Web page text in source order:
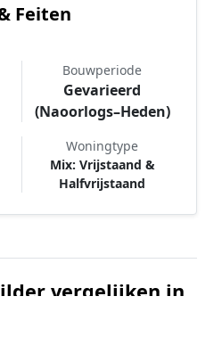
Feiten
Bouwperiode
Gevarieerd
(Naoorlogs–Heden)
Woningtype
Mix: Vrijstaand &
Halfvrijstaand
vergelijken in